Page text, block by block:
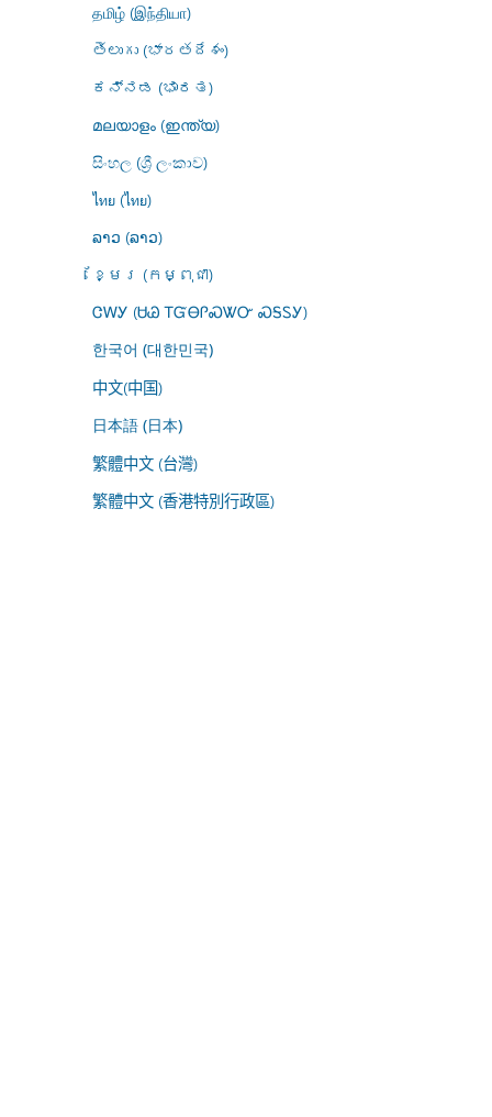
தமிழ் (இந்தியா)
తెలుగు (భారతదేశం)
ಕನ್ನಡ (ಭಾರತ)
മലയാളം (ഇന്ത്യ)
සිංහල (ශ්‍රී ලංකාව)
ไทย (ไทย)
ລາວ (ລາວ)
ខ្មែរ (កម្ពុជា)
ᏣᎳᎩ (ᏌᏊ ᎢᏳᎾᎵᏍᏔᏅ ᏍᎦᏚᎩ)
한국어 (대한민국)
中文(中国)
日本語 (日本)
繁體中文 (台灣)
繁體中文 (香港特別行政區)